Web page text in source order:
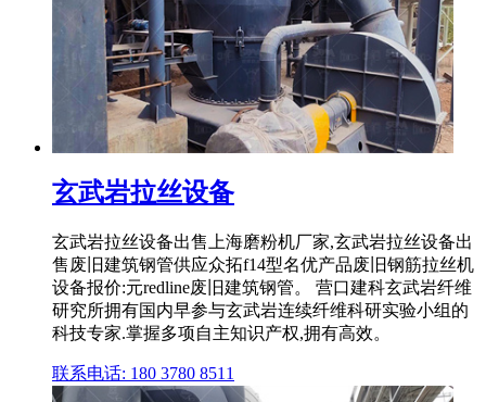
玄武岩拉丝设备
玄武岩拉丝设备出售上海磨粉机厂家,玄武岩拉丝设备出
售废旧建筑钢管供应众拓f14型名优产品废旧钢筋拉丝机
设备报价:元redline废旧建筑钢管。 营口建科玄武岩纤维
研究所拥有国内早参与玄武岩连续纤维科研实验小组的
科技专家.掌握多项自主知识产权,拥有高效。
联系电话: 180 3780 8511